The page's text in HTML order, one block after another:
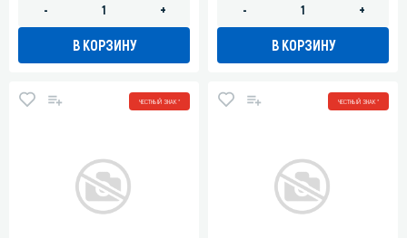
- +
В КОРЗИНУ
- +
В КОРЗИНУ
ЧЕСТНЫЙ ЗНАК * ЧЕСТНЫЙ ЗНАК *